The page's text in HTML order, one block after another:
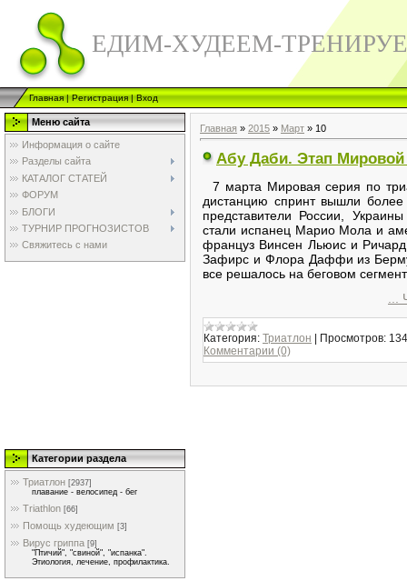
ЕДИМ-ХУДЕЕМ-
Главная|Регистрация|Вход
Меню сайта
Информация о сайте
Разделы сайта
КАТАЛОГ СТАТЕЙ
ФОРУМ
БЛОГИ
ТУРНИР ПРОГНОЗИСТОВ
Свяжитесь с нами
Категории раздела
Триатлон [2937]
плавание - велосипед - бег
Triathlon [66]
Помощь худеющим [3]
Вирус гриппа [9]
"Птичий", "свиной", "испанка".
Этиология, лечение, профилактика.
Главная » 2015 » Март » 10
Абу Даби. Этап Мировой
7 марта Мировая серия по
дистанцию спринт вышли
представители России,
стали испанец Марио Мола и
француз Винсен Льюис и
Зафирс и Флора Даффи из
все решалось на беговом
Категория: Триатлон | Просмотров:
Комментарии (0)